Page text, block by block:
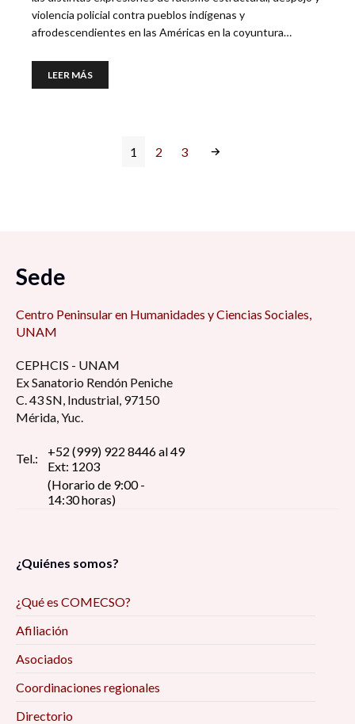
violencia policial contra pueblos indígenas y
afrodescendientes en las Américas en la coyuntura…
LEER MÁS
1 2 3
Sede
Centro Peninsular en Humanidades y Ciencias Sociales,
UNAM
CEPHCIS - UNAM
Ex Sanatorio Rendón Peniche
C. 43 SN, Industrial, 97150
Mérida, Yuc.
Tel.:
+52 (999) 922 8446 al 49
Ext: 1203
(Horario de 9:00 -
14:30 horas)
¿Quiénes somos?
¿Qué es COMECSO?
Afiliación
Asociados
Coordinaciones regionales
Directorio